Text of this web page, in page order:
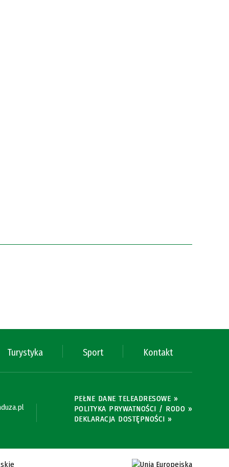
Turystyka Sport Kontakt
PEŁNE DANE TELEADRESOWE »
POLITYKA PRYWATNOŚCI / RODO »
DEKLARACJA DOSTĘPNOŚCI »